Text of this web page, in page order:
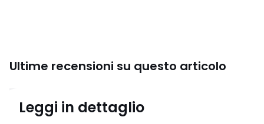
Ultime recensioni su questo articolo
4,4
Leggi in dettaglio